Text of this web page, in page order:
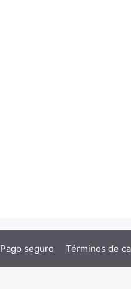
Pago seguro Términos de